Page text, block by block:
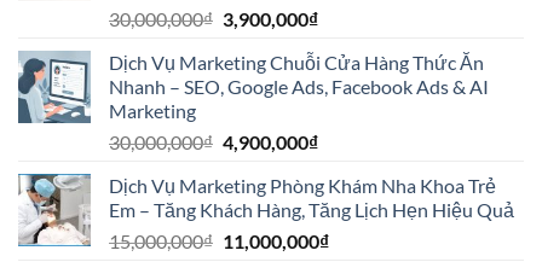
30,000,000₫ Giá
là:
30,000,000₫.
3,900,000₫Giá
tại
là:
Dịch Vụ Marketing Chuỗi Cửa Hàng Thức Ăn
Nhanh – SEO, Google Ads, Facebook Ads & AI
Marketing
30,000,000₫ Giá
là:
30,000,000₫.
4,900,000₫Giá
tại
là:
4,900,000₫.
Dịch Vụ Marketing Phòng Khám Nha Khoa Trẻ
Em – Tăng Khách Hàng, Tăng Lịch Hẹn Hiệu Quả
15,000,000₫ Giá
11,000,000₫Giá